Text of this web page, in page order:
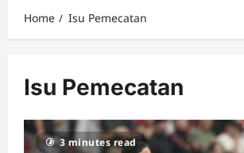
Home Isu Pemecatan
Isu Pemecatan
3 minutes read